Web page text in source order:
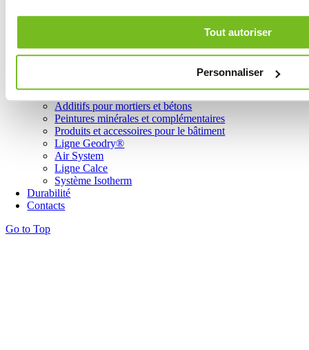
Tout autoriser
Personnaliser
Produits imperméabilisants et protecteurs
Adhésifs pour céramiques, pierres naturelles et bois
naturelles
Réparation du béton
Additifs pour mortiers et bétons
Peintures minérales et complémentaires
Produits et accessoires pour le bâtiment
Ligne Geodry®
Air System
Ligne Calce
Système Isotherm
Durabilité
Contacts
Go to Top